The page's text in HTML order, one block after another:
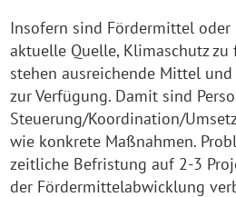
Insofern sind Fördermittel
aktuelle Quelle, Klimaschutz zu
stehen ausreichende Mittel
zur Verfügung. Damit sind
Steuerung/Koordination/
wie konkrete Maßnahmen.
zeitliche Befristung auf 2-3
der Fördermittelabwicklung